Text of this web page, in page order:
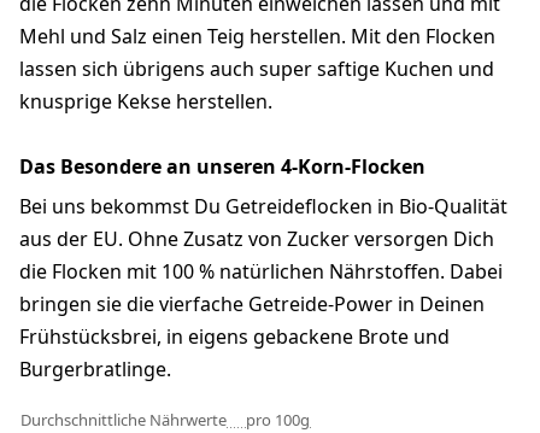
Mehl und Salz einen Teig herstellen. Mit den Flocken
lassen sich übrigens auch super saftige Kuchen und
knusprige Kekse herstellen.
Das Besondere an unseren 4-Korn-Flocken
Bei uns bekommst Du Getreideflocken in Bio-Qualität
aus der EU. Ohne Zusatz von Zucker versorgen Dich
die Flocken mit 100 % natürlichen Nährstoffen. Dabei
bringen sie die vierfache Getreide-Power in Deinen
Frühstücksbrei, in eigens gebackene Brote und
Burgerbratlinge.
Durchschnittliche Nährwerte
pro 100g